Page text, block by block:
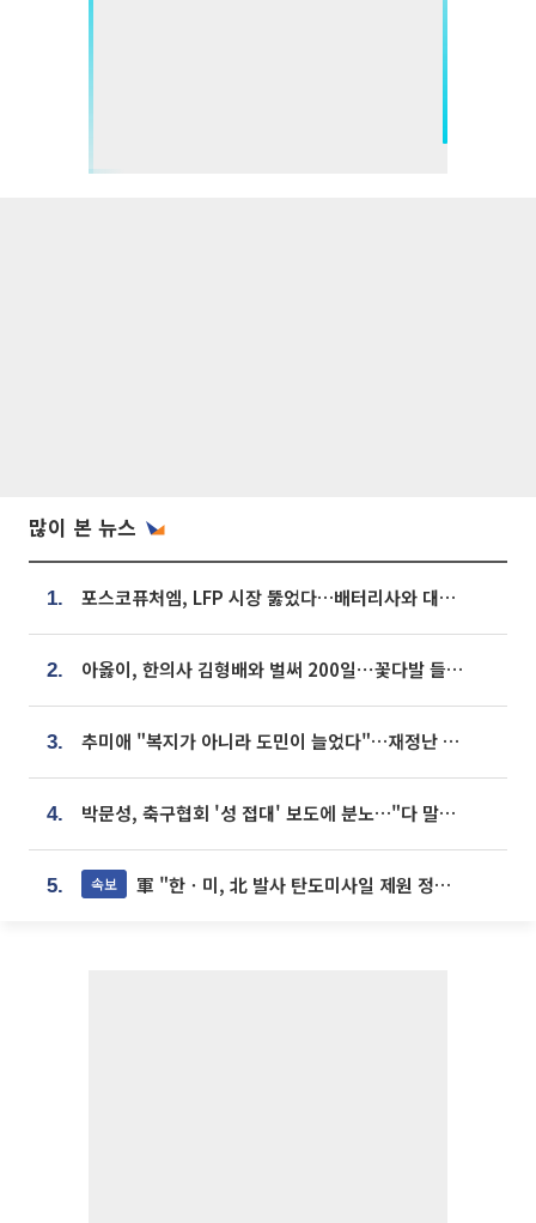
많이 본 뉴스
1. 포스코퓨처엠, LFP 시장 뚫었다…배터리사와 대규모 장기 공급 합의
2. 아옳이, 한의사 김형배와 벌써 200일⋯꽃다발 들고 "프러포즈 아냐"
3. 추미애 "복지가 아니라 도민이 늘었다"…재정난 책임론 정면돌파
4. 박문성, 축구협회 '성 접대' 보도에 분노…"다 말아먹으려고 작정했나"
5. 속보 軍 "한ㆍ미, 北 발사 탄도미사일 제원 정밀분석 중"